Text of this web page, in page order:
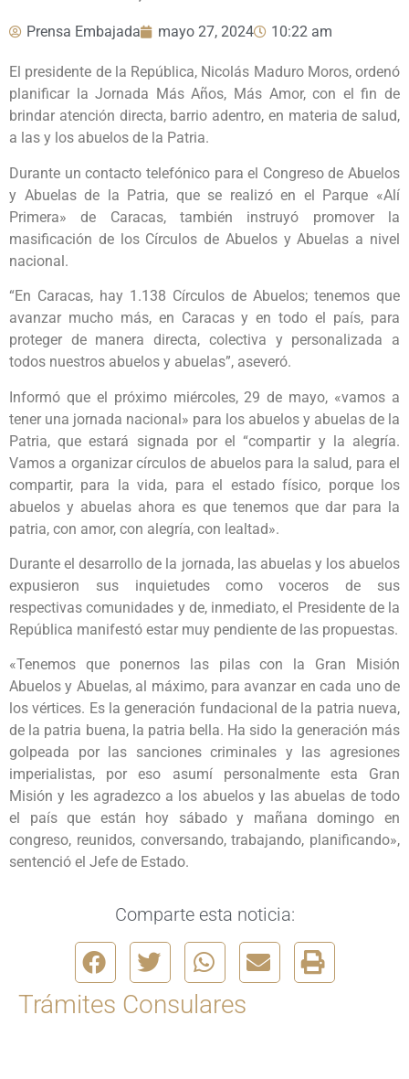
Prensa Embajada mayo 27, 2024 10:22 am
El presidente de la República, Nicolás Maduro Moros, ordenó
planificar la Jornada Más Años, Más Amor, con el fin de
brindar atención directa, barrio adentro, en materia de salud,
a las y los abuelos de la Patria.
Durante un contacto telefónico para el Congreso de Abuelos
y Abuelas de la Patria, que se realizó en el Parque «Alí
Primera» de Caracas, también instruyó promover la
masificación de los Círculos de Abuelos y Abuelas a nivel
nacional.
“En Caracas, hay 1.138 Círculos de Abuelos; tenemos que
avanzar mucho más, en Caracas y en todo el país, para
proteger de manera directa, colectiva y personalizada a
todos nuestros abuelos y abuelas”, aseveró.
Informó que el próximo miércoles, 29 de mayo, «vamos a
tener una jornada nacional» para los abuelos y abuelas de la
Patria, que estará signada por el “compartir y la alegría.
Vamos a organizar círculos de abuelos para la salud, para el
compartir, para la vida, para el estado físico, porque los
abuelos y abuelas ahora es que tenemos que dar para la
patria, con amor, con alegría, con lealtad».
Durante el desarrollo de la jornada, las abuelas y los abuelos
expusieron sus inquietudes como voceros de sus
respectivas comunidades y de, inmediato, el Presidente de la
República manifestó estar muy pendiente de las propuestas.
«Tenemos que ponernos las pilas con la Gran Misión
Abuelos y Abuelas, al máximo, para avanzar en cada uno de
los vértices. Es la generación fundacional de la patria nueva,
de la patria buena, la patria bella. Ha sido la generación más
golpeada por las sanciones criminales y las agresiones
imperialistas, por eso asumí personalmente esta Gran
Misión y les agradezco a los abuelos y las abuelas de todo
el país que están hoy sábado y mañana domingo en
congreso, reunidos, conversando, trabajando, planificando»,
sentenció el Jefe de Estado.
Comparte esta noticia:
Trámites Consulares